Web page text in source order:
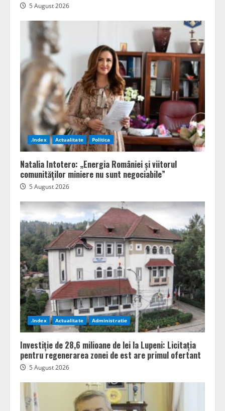
5 August 2026
.Index Actualitate Politica
Natalia Intotero: „Energia României și viitorul
comunităților miniere nu sunt negociabile”
5 August 2026
.Index Actualitate Administratie
Investiție de 28,6 milioane de lei la Lupeni: Licitația
pentru regenerarea zonei de est are primul ofertant
5 August 2026